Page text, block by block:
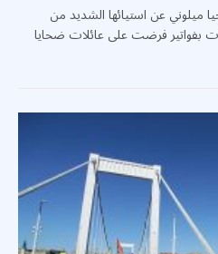
ميلوني عن استيائها الشديد من
فرضت على عائلات ضحايا